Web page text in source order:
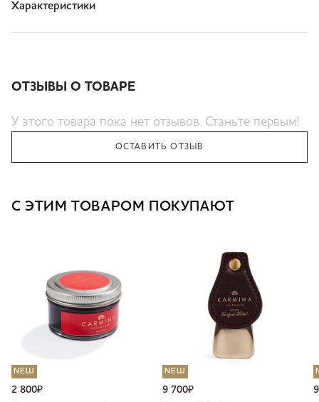
Характеристики
ОТЗЫВЫ О ТОВАРЕ
У этого товара пока нет отзывов. Станьте первым!
ОСТАВИТЬ ОТЗЫВ
С ЭТИМ ТОВАРОМ ПОКУПАЮТ
NEW
2 800₽
NEW
9 700₽